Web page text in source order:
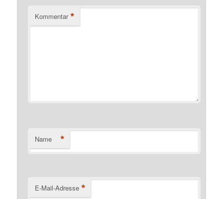
Kommentar *
Name *
E-Mail-Adresse *